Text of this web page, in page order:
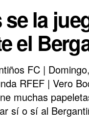
la
el
FC |
RFEF | Vero
muchas
sí o sí al